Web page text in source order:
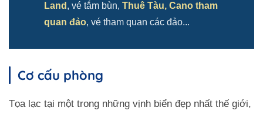
Land , vé tắm bùn, Thuê Tàu, Cano tham
quan đảo, vé tham quan các đảo...
Cơ cấu phòng
Tọa lạc tại một trong những vịnh biển đẹp nhất thế giới,